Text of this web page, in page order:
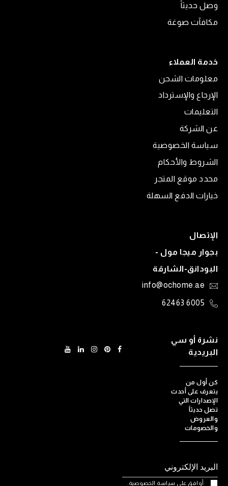
وصل حديثاً
مكافآت صوغة
خدمة العملاء
معلومات الشحن
الإرجاع والإسترداد
التعليمات
عن الشركة
سياسة الخصوصية
الشروط والأحكام
محدد موقع المتجر
خيارات الدفع السهلة
الإتصال
بجوار ميجا مول -
البودانق-الشارقة
info@ochome.ae
6005 62463
نشرة أو سي
البريدية
كن أول من
يتعرف على أحدث
الإصدارات التي
تصل حديثاً
والعروض
والخصومات
أوافق على سياسة الخصوصية.